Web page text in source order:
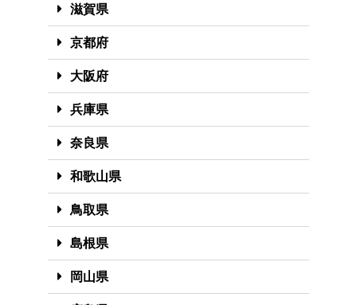
滋賀県
京都府
大阪府
兵庫県
奈良県
和歌山県
鳥取県
島根県
岡山県